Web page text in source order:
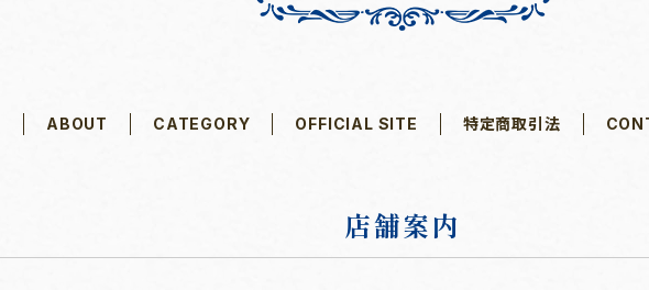
ABOUT CATEGORY OFFICIAL SITE 特定商取引法
店舗案内